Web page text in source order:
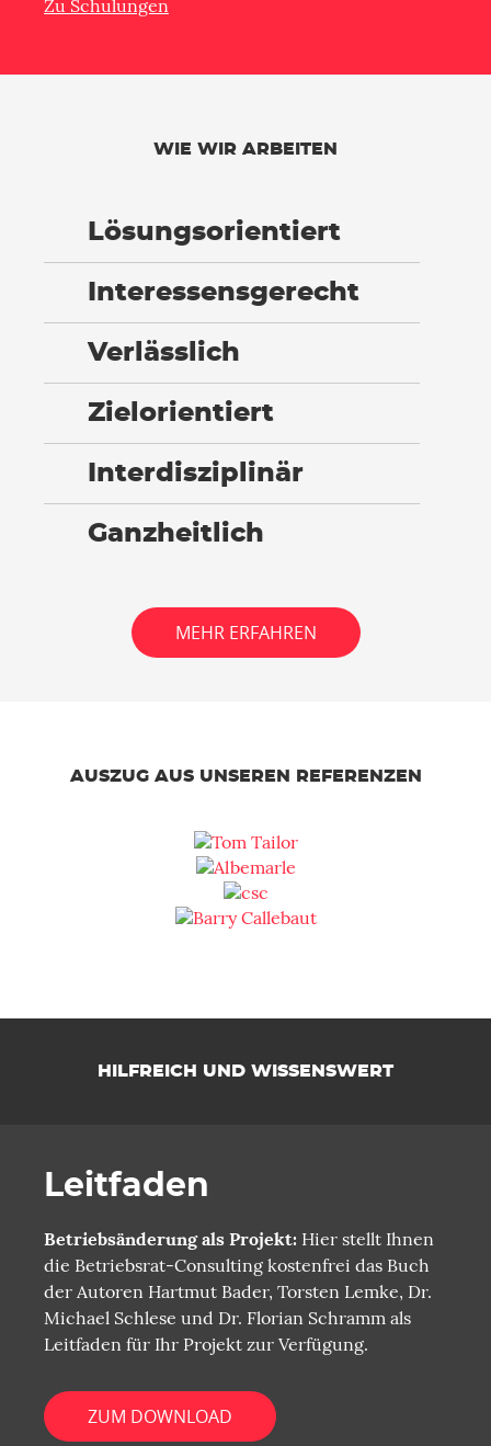
Zu Schulungen
WIE WIR ARBEITEN
Lösungsorientiert
Interessensgerecht
Verlässlich
Zielorientiert
Interdisziplinär
Ganzheitlich
MEHR ERFAHREN
AUSZUG AUS UNSEREN REFERENZEN
HILFREICH UND WISSENSWERT
Leitfaden
Betriebsänderung als Projekt: Hier stellt Ihnen
die Betriebsrat-Consulting kostenfrei das Buch
der Autoren Hartmut Bader, Torsten Lemke, Dr.
Michael Schlese und Dr. Florian Schramm als
Leitfaden für Ihr Projekt zur Verfügung.
ZUM DOWNLOAD